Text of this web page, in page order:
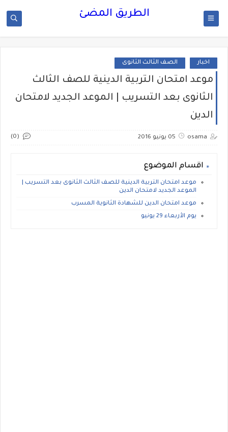
الطريق المضئ
اخبار الصف الثالث الثانوى
موعد امتحان التربية الدينية للصف الثالث
الثانوى بعد التسريب | الموعد الجديد لامتحان
الدين
osama 05 يونيو 2016 (0)
اقسام الموضوع
موعد امتحان التربية الدينية للصف الثالث الثانوى بعد التسريب |
الموعد الجديد لامتحان الدين
موعد امتحان الدين للشهادة الثانوية المسرب
يوم الأربعاء 29 يونيو